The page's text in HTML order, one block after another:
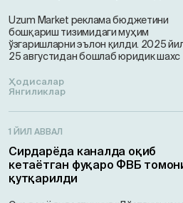
Uzum Market реклама бюджетини
бошқариш тизимидаги муҳим
ўзгаришларни эълон қилди. 2025
25 августидан бошлаб юридик шахс
Ҳодисалар
Янгиликлар
1 ЙИЛ АВВАЛ
Сирдарёда каналда оқиб
кетаётган фуқаро ФВБ
қутқарилди